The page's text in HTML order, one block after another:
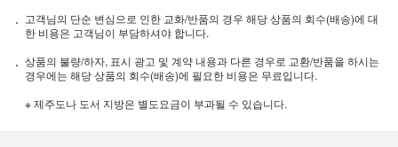
고객님의 단순 변심으로 인한 교화/반품의 경우 해당 상품의 회수(배송)에 대
한 비용은 고객님이 부담하셔야 합니다.
상품의 불량/하자, 표시 광고 및 계약 내용과 다른 경우로 교환/반품을 하시는
경우에는 해당 상품의 회수(배송)에 필요한 비용은 무료입니다.
※ 제주도나 도서 지방은 별도요금이 부과될 수 있습니다.